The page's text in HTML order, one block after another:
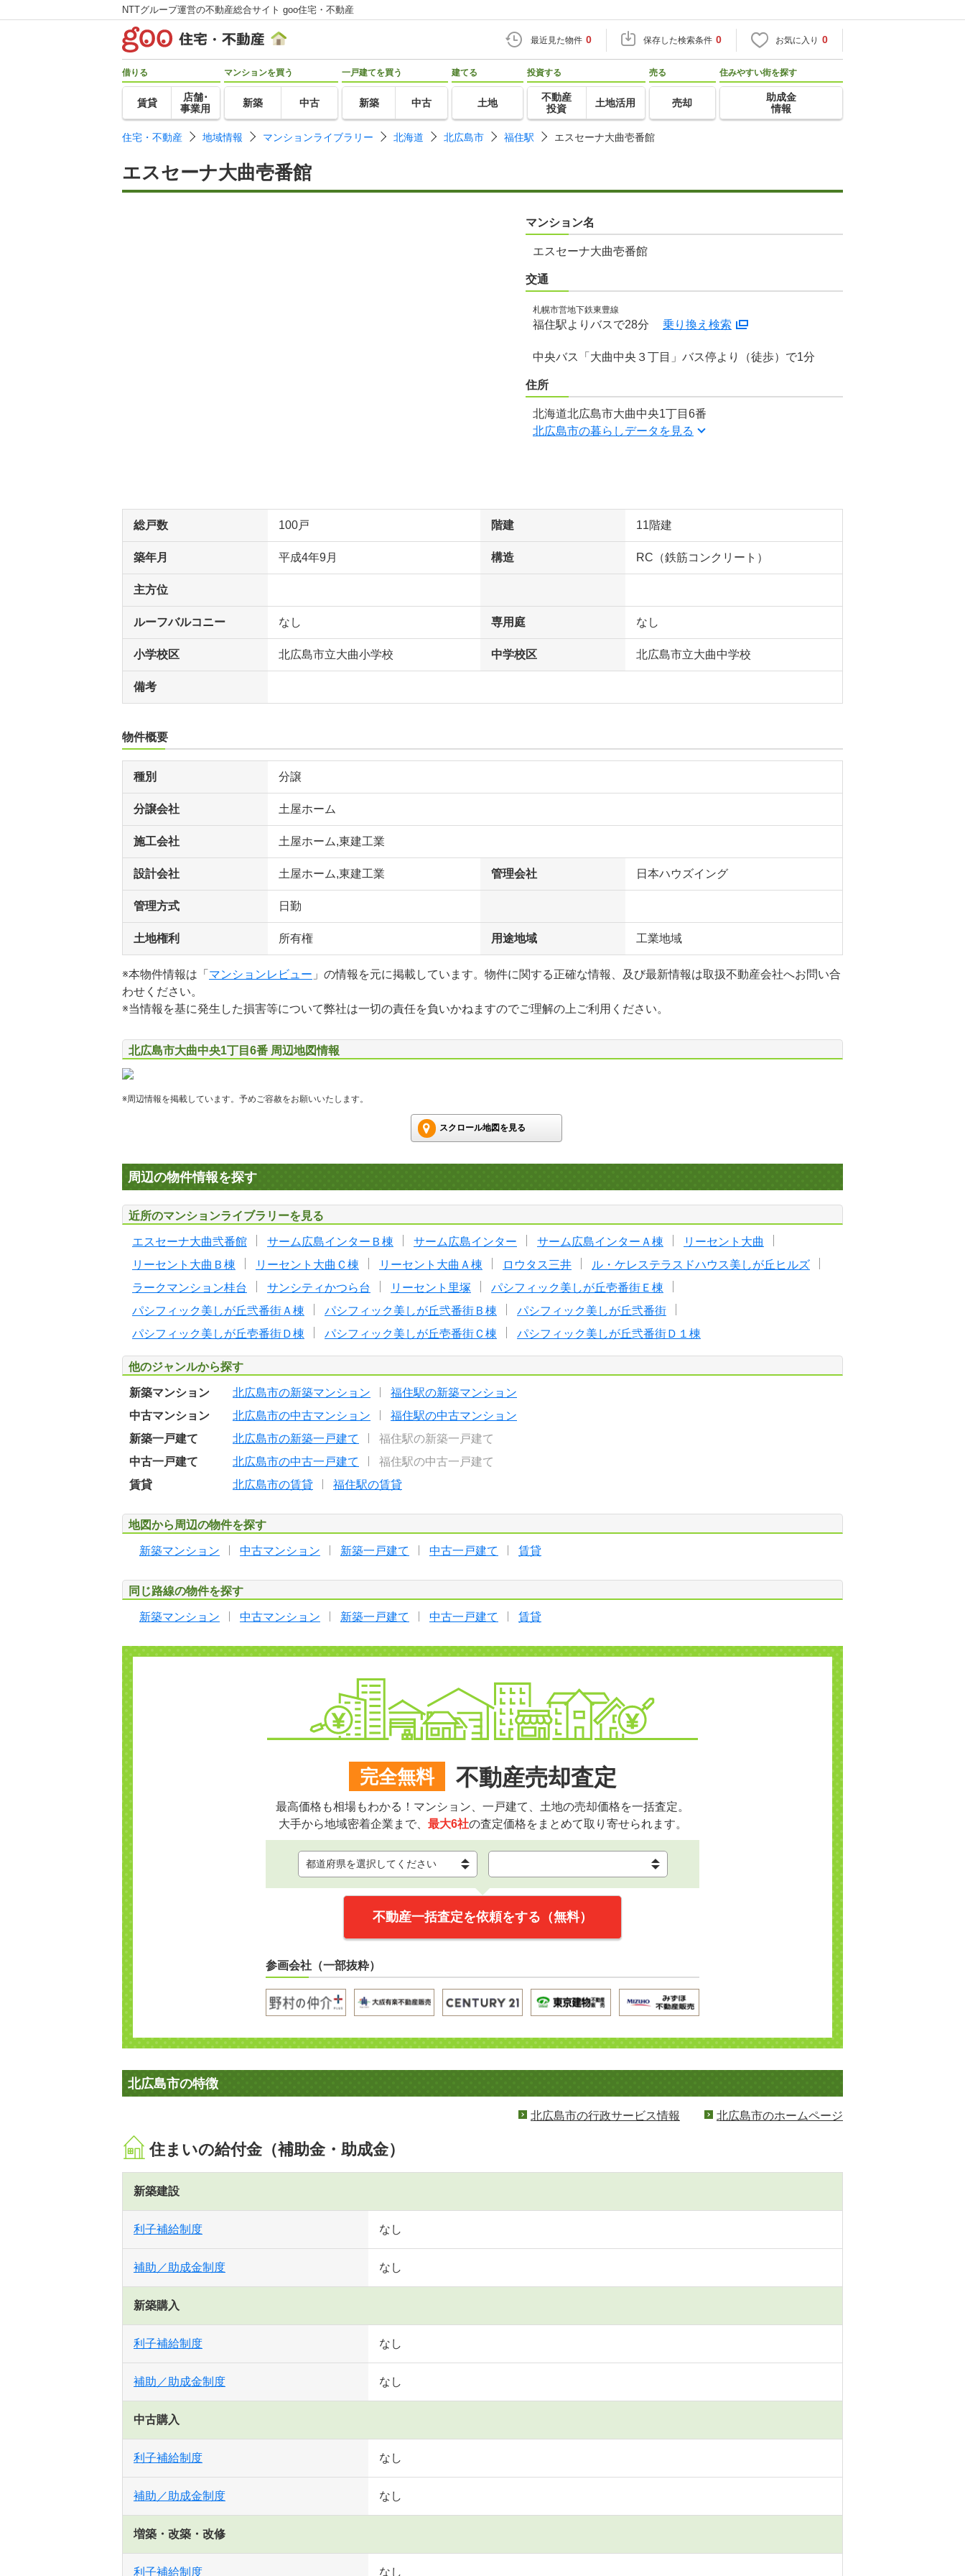
NTTグループ運営の不動産総合サイト goo住宅・不動産
最近見た物件 0 保存した検索条件 0 お気に入り 0
借りる
賃貸
店舗･
事業用
マンションを買う
新築 中古
一戸建てを買う
新築 中古
建てる
土地
投資する
不動産
投資
土地活用
売る
売却
住みやすい街を探す
助成金
情報
住宅・不動産 地域情報 マンションライブラリー 北海道 北広島市 福住駅 エスセーナ大曲壱番館
エスセーナ大曲壱番館
マンション名
エスセーナ大曲壱番館
交通
札幌市営地下鉄東豊線
福住駅よりバスで28分 乗り換え検索
中央バス「大曲中央３丁目」バス停より（徒歩）で1分
住所
北海道北広島市大曲中央1丁目6番
北広島市の暮らしデータを見る
総戸数 100戸 階建 11階建
築年月 平成4年9月 構造 RC（鉄筋コンクリート）
主方位
ルーフバルコニー なし 専用庭 なし
小学校区 北広島市立大曲小学校 中学校区 北広島市立大曲中学校
備考
物件概要
種別 分譲
分譲会社 土屋ホーム
施工会社 土屋ホーム,東建工業
設計会社 土屋ホーム,東建工業 管理会社 日本ハウズイング
管理方式 日勤
土地権利 所有権 用途地域 工業地域
※本物件情報は「 マンションレビュー 」の情報を元に掲載しています。物件に関する正確な情報、及び最新情報は取扱不動産会社へお問い合
わせください。
※当情報を基に発生した損害等について弊社は一切の責任を負いかねますのでご理解の上ご利用ください。
北広島市大曲中央1丁目6番 周辺地図情報
※周辺情報を掲載しています。予めご容赦をお願いいたします。
スクロール地図を見る
周辺の物件情報を探す
近所のマンションライブラリーを見る
エスセーナ大曲弐番館 サーム広島インターＢ棟 サーム広島インター サーム広島インターＡ棟
リーセント大曲
リーセント大曲Ｂ棟
リーセント大曲Ｃ棟 リーセント大曲Ａ棟 ロウタス三井
ル・ケレステラスドハウス美しが丘ヒルズ
ラークマンション桂台
サンシティかつら台 リーセント里塚
パシフィック美しが丘壱番街Ｅ棟
パシフィック美しが丘弐番街Ａ棟
パシフィック美しが丘弐番街Ｂ棟
パシフィック美しが丘弐番街
パシフィック美しが丘壱番街Ｄ棟
パシフィック美しが丘壱番街Ｃ棟 パシフィック美しが丘弐番街Ｄ１棟
他のジャンルから探す
新築マンション 北広島市の新築マンション
福住駅の新築マンション
中古マンション
北広島市の中古マンション
福住駅の中古マンション
新築一戸建て
北広島市の新築一戸建て
福住駅の新築一戸建て
中古一戸建て
北広島市の中古一戸建て
福住駅の中古一戸建て
賃貸
北広島市の賃貸 福住駅の賃貸
地図から周辺の物件を探す
新築マンション 中古マンション 新築一戸建て 中古一戸建て 賃貸
同じ路線の物件を探す
新築マンション 中古マンション 新築一戸建て 中古一戸建て 賃貸
完全無料 不動産売却査定
最高価格も相場もわかる！マンション、一戸建て、土地の売却価格を一括査定。
大手から地域密着企業まで、 最大6社の査定価格をまとめて取り寄せられます。
不動産一括査定を依頼をする（無料）
参画会社（一部抜粋）
北広島市の特徴
北広島市の行政サービス情報 北広島市のホームページ
住まいの給付金（補助金・助成金）
新築建設
利子補給制度 なし
補助／助成金制度 なし
新築購入
利子補給制度 なし
補助／助成金制度 なし
中古購入
利子補給制度 なし
補助／助成金制度 なし
増築・改築・改修
利子補給制度 なし